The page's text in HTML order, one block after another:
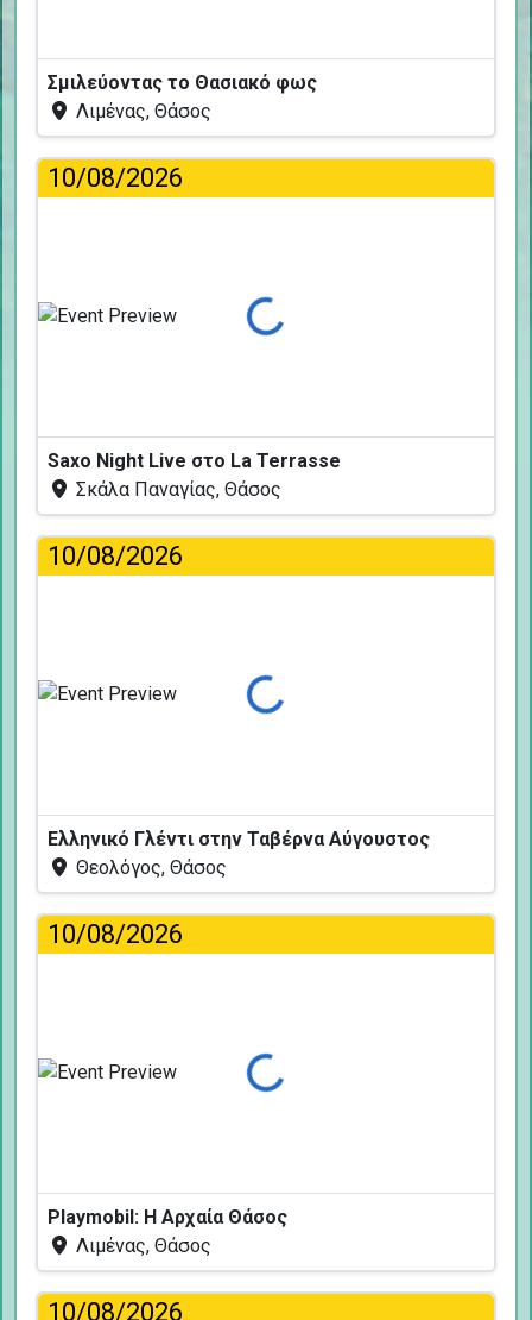
Σμιλεύοντας το Θασιακό φως
Λιμένας, Θάσος
10/08/2026
Φόρτωση...
Saxo Night Live στο La Terrasse
Σκάλα Παναγίας, Θάσος
10/08/2026
Φόρτωση...
Ελληνικό Γλέντι στην Ταβέρνα Αύγουστος
Θεολόγος, Θάσος
10/08/2026
Φόρτωση...
Playmobil: Η Αρχαία Θάσος
Λιμένας, Θάσος
10/08/2026